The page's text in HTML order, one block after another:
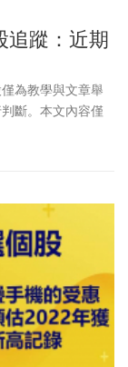
追蹤：近期
為教學與文章舉
斷。本文內容僅
，或以任何型態